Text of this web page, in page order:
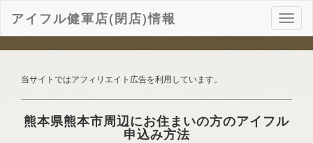
ナ
ビ
ゲ
ン
アイフル健軍店(閉店)情報
当サイトではアフィリエイト広告を利用しています。
熊本県熊本市周辺にお住まいの方のアイフル
申込み方法